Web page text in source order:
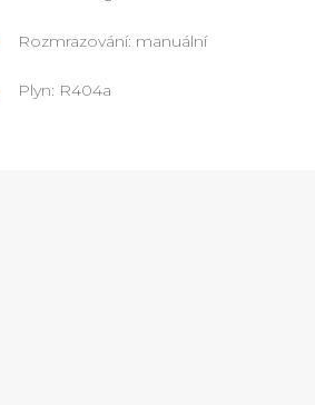
Rozmrazování: manuální
Plyn: R404a